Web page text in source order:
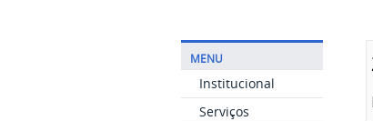
MENU
Institucional
Serviços